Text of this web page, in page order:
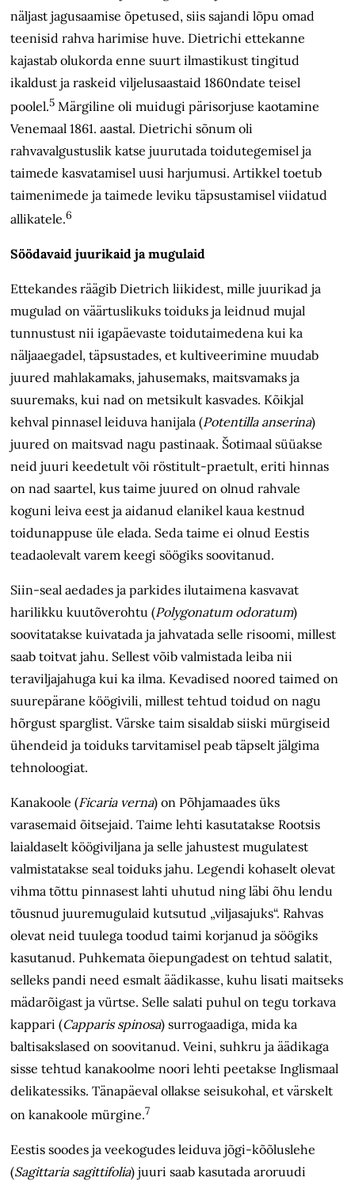
näljast jagusaamise õpetused, siis sajandi lõpu omad
teenisid rahva harimise huve. Dietrichi ettekanne
kajastab olukorda enne suurt ilmastikust tingitud
ikaldust ja raskeid viljelusaastaid 1860ndate teisel
poolel.5 Märgiline oli muidugi pärisorjuse kaotamine
Venemaal 1861. aastal. Dietrichi sõnum oli
rahvavalgustuslik katse juurutada toidutegemisel ja
taimede kasvatamisel uusi harjumusi. Artikkel toetub
taimenimede ja taimede leviku täpsustamisel viidatud
allikatele.6
Söödavaid juurikaid ja mugulaid
Ettekandes räägib Dietrich liikidest, mille juurikad ja
mugulad on väärtuslikuks toiduks ja leidnud mujal
tunnustust nii igapäevaste toidutaimedena kui ka
näljaaegadel, täpsustades, et kultiveerimine muudab
juured mahlakamaks, jahusemaks, maitsvamaks ja
suuremaks, kui nad on metsikult kasvades. Kõikjal
kehval pinnasel leiduva hanijala (Potentilla anserina)
juured on maitsvad nagu pastinaak. Šotimaal süüakse
neid juuri keedetult või röstitult-praetult, eriti hinnas
on nad saartel, kus taime juured on olnud rahvale
koguni leiva eest ja aidanud elanikel kaua kestnud
toidunappuse üle elada. Seda taime ei olnud Eestis
teadaolevalt varem keegi söögiks soovitanud.
Siin-seal aedades ja parkides ilutaimena kasvavat
harilikku kuutõverohtu (Polygonatum odoratum)
soovitatakse kuivatada ja jahvatada selle risoomi, millest
saab toitvat jahu. Sellest võib valmistada leiba nii
teraviljajahuga kui ka ilma. Kevadised noored taimed on
suurepärane köögivili, millest tehtud toidud on nagu
hõrgust sparglist. Värske taim sisaldab siiski mürgiseid
ühendeid ja toiduks tarvitamisel peab täpselt jälgima
tehnoloogiat.
Kanakoole (Ficaria verna) on Põhjamaades üks
varasemaid õitsejaid. Taime lehti kasutatakse Rootsis
laialdaselt köögiviljana ja selle jahustest mugulatest
valmistatakse seal toiduks jahu. Legendi kohaselt olevat
vihma tõttu pinnasest lahti uhutud ning läbi õhu lendu
tõusnud juuremugulaid kutsutud „viljasajuks“. Rahvas
olevat neid tuulega toodud taimi korjanud ja söögiks
kasutanud. Puhkemata õiepungadest on tehtud salatit,
selleks pandi need esmalt äädikasse, kuhu lisati maitseks
mädarõigast ja vürtse. Selle salati puhul on tegu torkava
kappari (Capparis spinosa) surrogaadiga, mida ka
baltisakslased on soovitanud. Veini, suhkru ja äädikaga
sisse tehtud kanakoolme noori lehti peetakse Inglismaal
delikatessiks. Tänapäeval ollakse seisukohal, et värskelt
on kanakoole mürgine.7
Eestis soodes ja veekogudes leiduva jõgi-kõõluslehe
(Sagittaria sagittifolia) juuri saab kasutada aroruudi